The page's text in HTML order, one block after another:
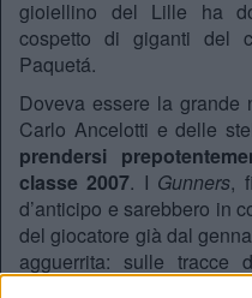
gioiellino del Lille ha
cospetto di giganti del
Paquetá.
Doveva essere la
Carlo Ancelotti e delle
prendersi
classe 2007. I Gunners,
d’anticipo e sarebbero in
del giocatore già dal
agguerrita: sulle